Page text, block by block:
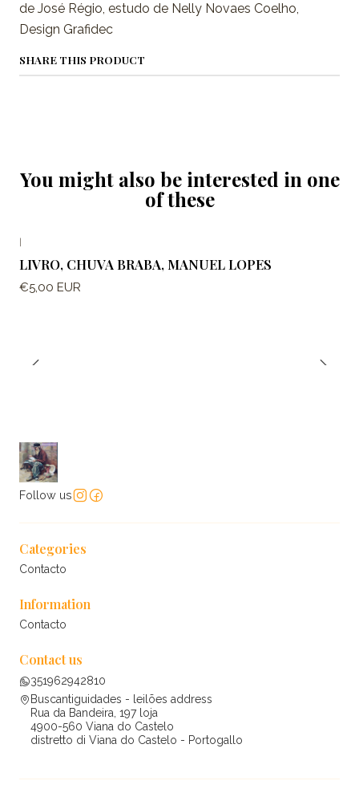
de José Régio, estudo de Nelly Novaes Coelho,
Design Grafidec
SHARE THIS PRODUCT
You might also be interested in one
of these
LIVRO, CHUVA BRABA, MANUEL LOPES
€5,00 EUR
Follow us
Categories
Contacto
Information
Contacto
Contact us
351962942810
Buscantiguidades - leilões address
Rua da Bandeira, 197 loja
4900-560 Viana do Castelo
distretto di Viana do Castelo - Portogallo